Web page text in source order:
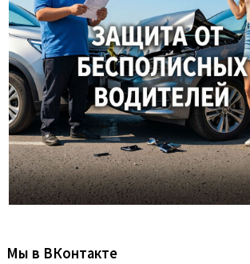
Мы в ВКонтакте